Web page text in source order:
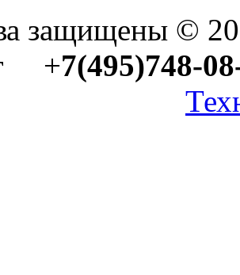
защищены ©
+7(495)748-